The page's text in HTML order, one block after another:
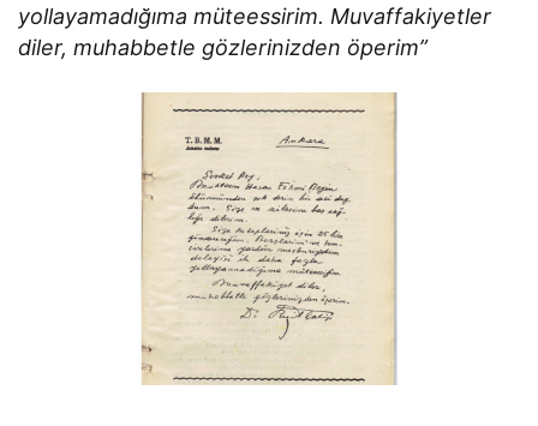
yollayamadığıma müteessirim. Muvaffakiyetler
diler, muhabbetle gözlerinizden öperim”